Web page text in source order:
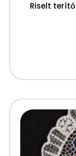
Riselt